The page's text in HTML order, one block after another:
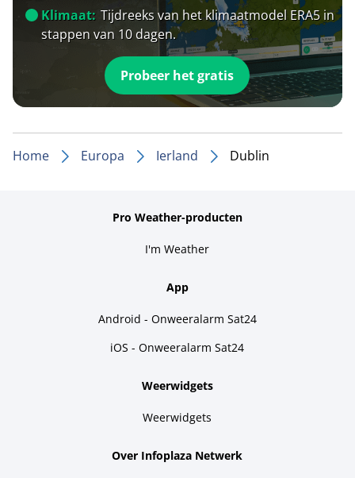
Klimaat: Tijdreeks van het klimaatmodel ERA5 in
stappen van 10 dagen.
Probeer het gratis
Home Europa Ierland Dublin
Pro Weather-producten
I'm Weather
App
Android - Onweeralarm Sat24
iOS - Onweeralarm Sat24
Weerwidgets
Weerwidgets
Over Infoplaza Netwerk